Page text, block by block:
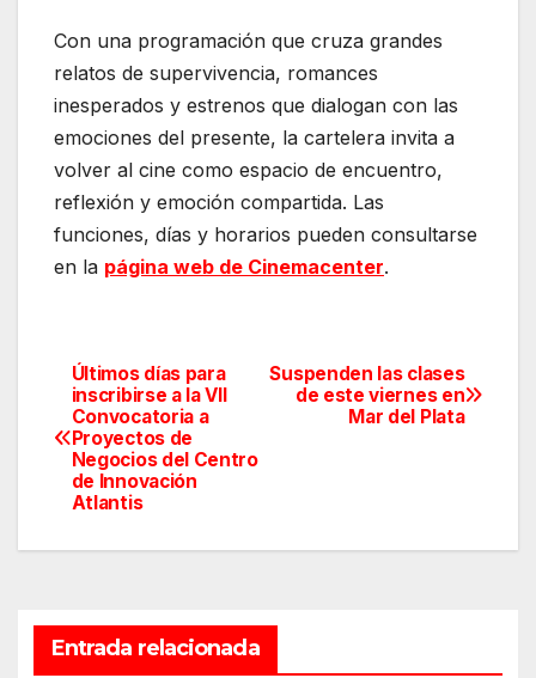
Con una programación que cruza grandes
relatos de supervivencia, romances
inesperados y estrenos que dialogan con las
emociones del presente, la cartelera invita a
volver al cine como espacio de encuentro,
reflexión y emoción compartida. Las
funciones, días y horarios pueden consultarse
en la página web de Cinemacenter.
Navegación
de
entradas
Suspenden las clases
de este viernes en
Mar del Plata
Últimos días para
inscribirse a la VII
Convocatoria a
Proyectos de
Negocios del Centro
de Innovación
Atlantis
Entrada relacionada